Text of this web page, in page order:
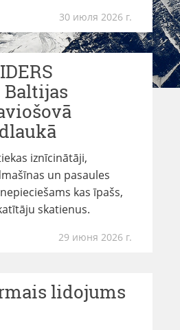
30 июля 2026 г.
iznīcinātāji,
un pasaules
kas īpašs,
skatienus.
29 июня 2026 г.
lidojums